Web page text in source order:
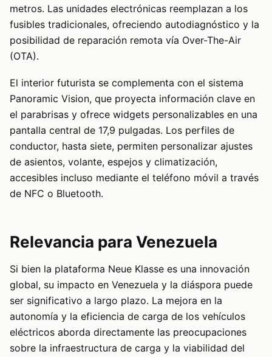
metros. Las unidades electrónicas reemplazan a los
fusibles tradicionales, ofreciendo autodiagnóstico y la
posibilidad de reparación remota vía Over-The-Air
(OTA).
El interior futurista se complementa con el sistema
Panoramic Vision, que proyecta información clave en
el parabrisas y ofrece widgets personalizables en una
pantalla central de 17,9 pulgadas. Los perfiles de
conductor, hasta siete, permiten personalizar ajustes
de asientos, volante, espejos y climatización,
accesibles incluso mediante el teléfono móvil a través
de NFC o Bluetooth.
Relevancia para Venezuela
Si bien la plataforma Neue Klasse es una innovación
global, su impacto en Venezuela y la diáspora puede
ser significativo a largo plazo. La mejora en la
autonomía y la eficiencia de carga de los vehículos
eléctricos aborda directamente las preocupaciones
sobre la infraestructura de carga y la viabilidad del